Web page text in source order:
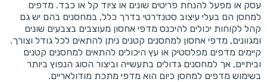
עסק או מפעל להנחת פריטים שונים או ציוד קל או כבד. מדפים
למחסן הם בעלי עיצוב סטנדרטי בדרך כלל, במחסנים בהם יש גם
קהל לקוחות יכולים להיכנס מדפי אחסון מעוצבים בצבעים שונים
ומגוונים, מדפי אחסון למחסנים קטנים ניתן להתאים לכל גודל וצורך.
קיימים מדפים מפלסטיק או עץ היכולים להתאים למחסנים קטנים
וביתיים, אך למחסנים גדולים בתעשייה וביצור הסוג הנפוץ ביותר
בשימוש מדפים למחסן כיום הוא מדפי מתכת מודולאריים.